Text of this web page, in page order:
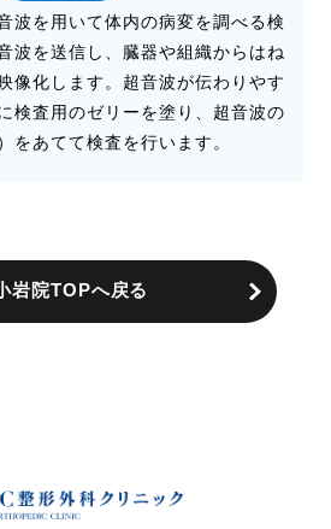
波を用いて体内の病変を調べる検
波を送信し、臓器や組織からはね
像化します。超音波が伝わりやす
検査用のゼリーを塗り、超音波の
をあてて検査を行います。
岩院TOPへ戻る